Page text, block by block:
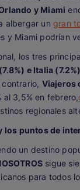
y Miami
albergar un gran
y Miami podrían
los tres
e Italia
Viajeros
al 3,5% en febrero,
regionales
los puntos de
un destino
sigue
para todos